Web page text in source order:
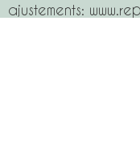
ajustements: